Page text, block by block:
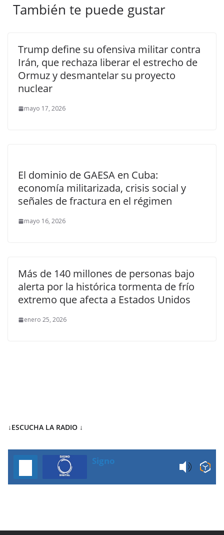
También te puede gustar
Trump define su ofensiva militar contra
Irán, que rechaza liberar el estrecho de
Ormuz y desmantelar su proyecto
nuclear
mayo 17, 2026
El dominio de GAESA en Cuba:
economía militarizada, crisis social y
señales de fractura en el régimen
mayo 16, 2026
Más de 140 millones de personas bajo
alerta por la histórica tormenta de frío
extremo que afecta a Estados Unidos
enero 25, 2026
↓ESCUCHA LA RADIO ↓
Signo